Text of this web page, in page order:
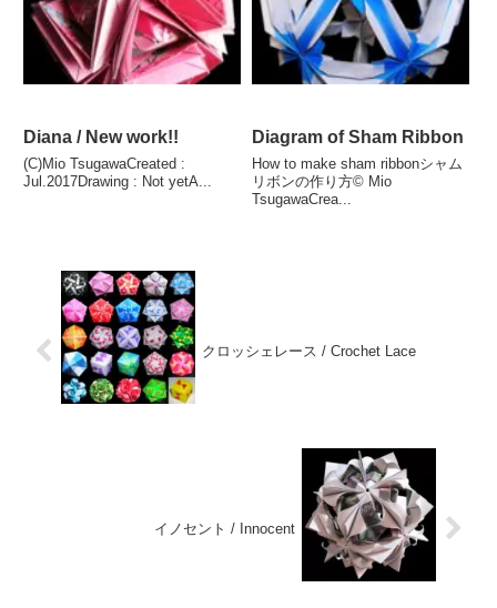
Diana / New work!!
(C)Mio TsugawaCreated :
Jul.2017Drawing : Not yetA...
Diagram of Sham Ribbon
How to make sham ribbonシャム
リボンの作り方© Mio
TsugawaCrea...
クロッシェレース / Crochet Lace
イノセント / Innocent